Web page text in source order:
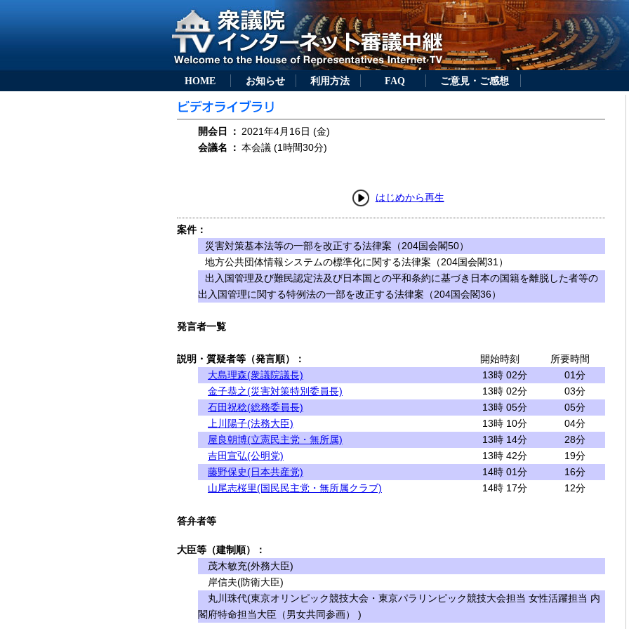
HOME お知らせ 利用方法 FAQ ご意見・ご感想
開会日 ： 2021年4月16日 (金)
会議名
： 本会議 (1時間30分)
はじめから再生
案件：
災害対策基本法等の一部を改正する法律案（204国会閣50）
地方公共団体情報システムの標準化に関する法律案（204国会閣31）
出入国管理及び難民認定法及び日本国との平和条約に基づき日本の国籍を離脱した者等の
出入国管理に関する特例法の一部を改正する法律案（204国会閣36）
発言者一覧
説明・質疑者等（発言順）： 開始時刻
所要時間
大島理森(衆議院議長)
13時 02分
01分
金子恭之(災害対策特別委員長)
13時 02分
03分
石田祝稔(総務委員長)
13時 05分
05分
上川陽子(法務大臣)
13時 10分
04分
屋良朝博(立憲民主党・無所属)
13時 14分
28分
吉田宣弘(公明党)
13時 42分
19分
藤野保史(日本共産党)
14時 01分
16分
山尾志桜里(国民民主党・無所属クラブ)
14時 17分 12分
答弁者等
大臣等（建制順）：
茂木敏充(外務大臣)
岸信夫(防衛大臣)
丸川珠代(東京オリンピック競技大会・東京パラリンピック競技大会担当 女性活躍担当 内
閣府特命担当大臣（男女共同参画） )